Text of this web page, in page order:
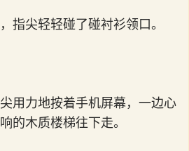
指尖轻轻碰了碰衬衫领口。
用力地按着手机屏幕，一边心
的木质楼梯往下走。